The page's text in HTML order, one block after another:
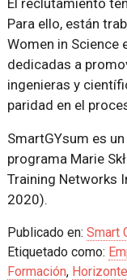
Para ello, están
Women in Science
dedicadas a
ingenieras y
paridad en el
SmartGYsum es
programa Marie
Training Networks
2020).
Publicado en: Smart
Etiquetado como:
Formación,